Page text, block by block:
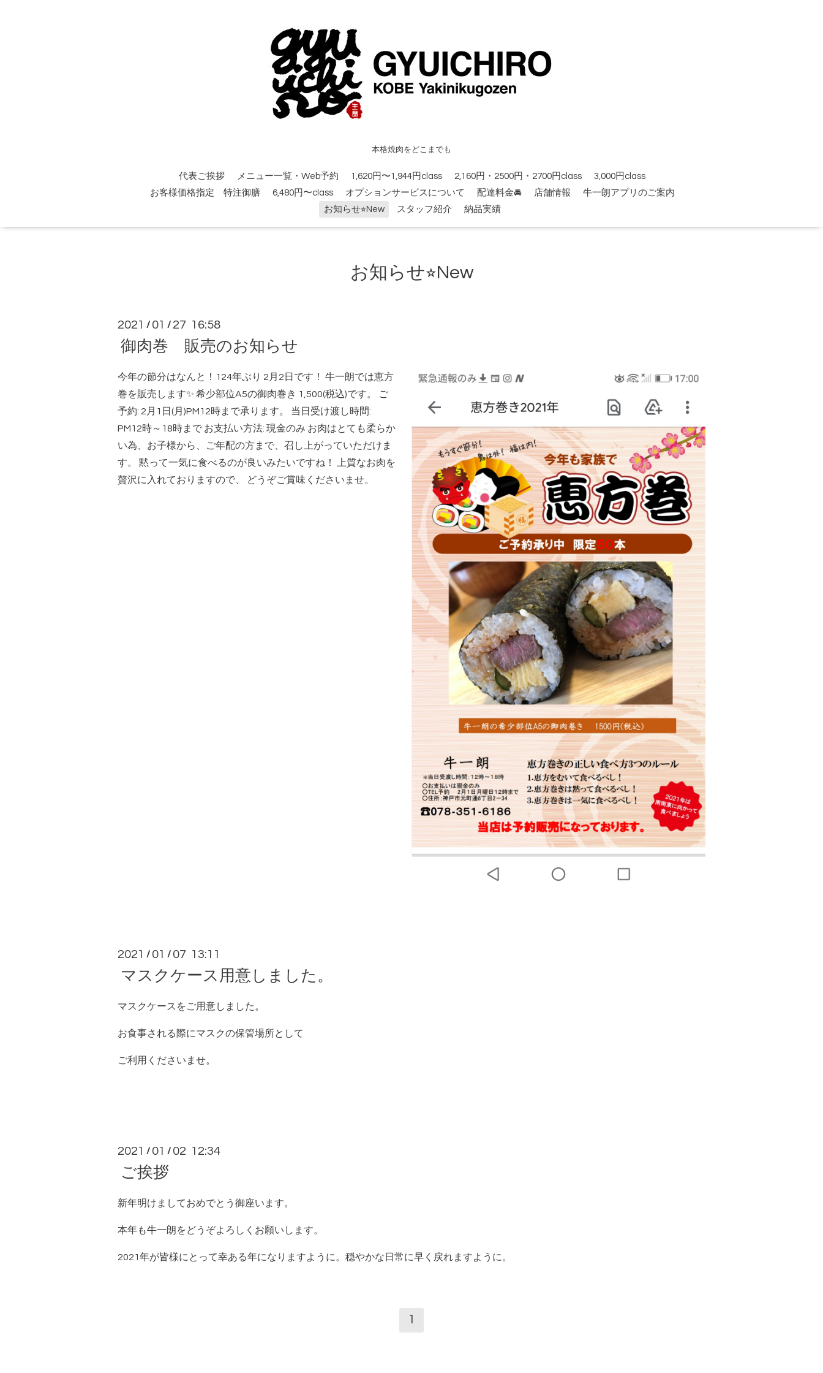
本格焼肉をどこまでも
代表ご挨拶 メニュー一覧・Web予約 1,620円〜1,944円class 2,160円・2500円・2700円class
3,000円class
お客様価格指定 特注御膳
6,480円〜class オプションサービスについて 配達料金🚘 店舗情報
牛一朗アプリのご案内
お知らせ⭐︎New
スタッフ紹介 納品実績
お知らせ⭐︎New
2021 / 01 / 27 16:58
御肉巻 販売のお知らせ
今年の節分はなんと！124年ぶり 2月2日です！ 牛一朗では恵方
巻を販売します✨ 希少部位A5の御肉巻き 1,500(税込)です。 ご
予約: 2月1日(月)PM12時まで承ります。 当日受け渡し時間:
PM12時～18時まで お支払い方法: 現金のみ お肉はとても柔らか
い為、お子様から、ご年配の方まで、召し上がっていただけま
す。 黙って一気に食べるのが良いみたいですね！ 上質なお肉を
贅沢に入れておりますので、 どうぞご賞味くださいませ。
2021 / 01 / 07 13:11
マスクケース用意しました。
マスクケースをご用意しました。
お食事される際にマスクの保管場所として
ご利用くださいませ。
2021 / 01 / 02 12:34
ご挨拶
新年明けましておめでとう御座います。
本年も牛一朗をどうぞよろしくお願いします。
2021年が皆様にとって幸ある年になりますように。穏やかな日常に早く戻れますように。
1